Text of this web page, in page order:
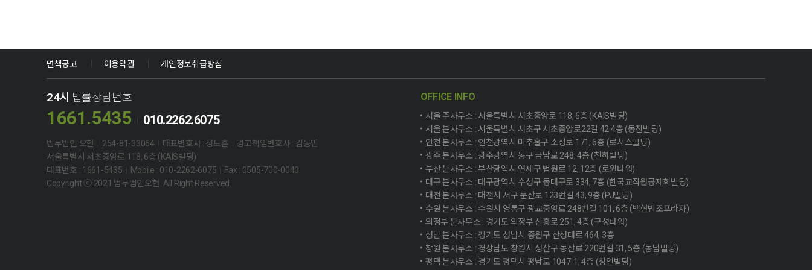
면책공고 이용약관 개인정보취급방침
24시 법률상담번호
1661.5435 010.2262.6075
법무법인 오현 264-81-33064 대표변호사 : 정도훈
광고책임변호사 : 김동민
서울특별시 서초중앙로 118, 6층 (KAIS빌딩)
대표번호 : 1661-5435
Mobile : 010-2262-6075
Fax : 0505-700-0040
Copyright ⓒ 2021 법무법인오현. All Right Reserved.
OFFICE INFO
서울 주사무소 : 서울특별시 서초중앙로 118, 6층 (KAIS빌딩)
서울 분사무소 : 서울특별시 서초구 서초중앙로22길 42 4층 (동진빌딩)
인천 분사무소 : 인천광역시 미추홀구 소성로 171, 6층 (로시스빌딩)
광주 분사무소 : 광주광역시 동구 금남로 248, 4층 (천하빌딩)
부산 분사무소 : 부산광역시 연제구 법원로 12, 12층 (로윈타워)
대구 분사무소 : 대구광역시 수성구 동대구로 334, 7층 (한국교직원공제회빌딩)
대전 분사무소 : 대전시 서구 둔산로 123번길 43, 9층 (PJ빌딩)
수원 분사무소 : 수원시 영통구 광교중앙로 248번길 101, 6층 (백현법조프라자)
의정부 분사무소 : 경기도 의정부 신흥로 251, 4층 (구성타워)
성남 분사무소 : 경기도 성남시 중원구 산성대로 464, 3층
창원 분사무소 : 경상남도 창원시 성산구 동산로 220번길 31, 5층 (동남빌딩)
평택 분사무소 : 경기도 평택시 평남로 1047-1, 4층 (청언빌딩)